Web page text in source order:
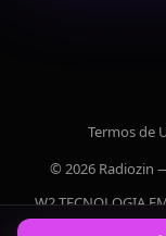
Termos de
© 2026 Radiozin
W2 TECNOLOGIA